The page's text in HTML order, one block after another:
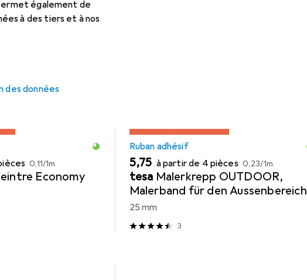
également de
à des tiers et à nos
des données
Adhésif Matériaux De Protection
EUR
0,11/1m
Economy
Ruban adhésif
EUR
5,75 à partir de 4 pièces EUR
0,23/1m
tesa Malerkrepp OUTDOOR,
Malerband für den Aussenbereich
25 mm
3